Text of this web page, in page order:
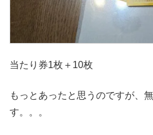
当たり券1枚＋10枚
もっとあったと思うのですが、
す。。。